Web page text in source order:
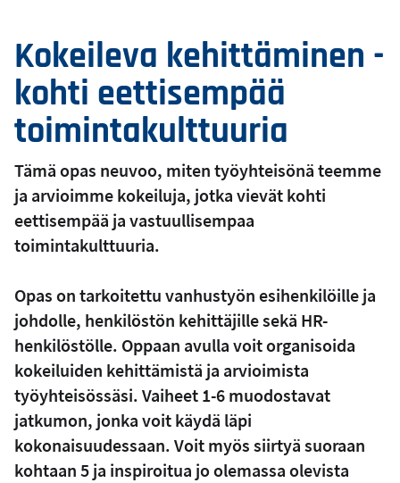
Kokeileva kehittäminen -
kohti eettisempää
toimintakulttuuria
Tämä opas neuvoo, miten työyhteisönä teemme
ja arvioimme kokeiluja, jotka vievät kohti
eettisempää ja vastuullisempaa
toimintakulttuuria.
Opas on tarkoitettu vanhustyön esihenkilöille ja
johdolle, henkilöstön kehittäjille sekä HR-
henkilöstölle. Oppaan avulla voit organisoida
kokeiluiden kehittämistä ja arvioimista
työyhteisössäsi. Vaiheet 1-6 muodostavat
jatkumon, jonka voit käydä läpi
kokonaisuudessaan. Voit myös siirtyä suoraan
kohtaan 5 ja inspiroitua jo olemassa olevista